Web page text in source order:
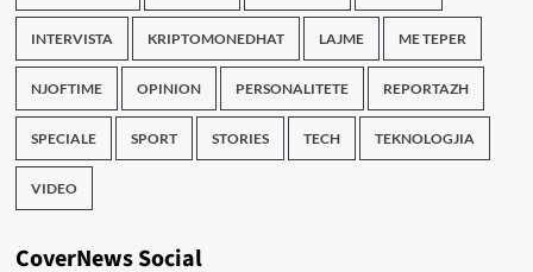
INTERVISTA KRIPTOMONEDHAT LAJME ME TEPER
NJOFTIME OPINION PERSONALITETE REPORTAZH
SPECIALE SPORT STORIES TECH TEKNOLOGJIA
VIDEO
CoverNews Social